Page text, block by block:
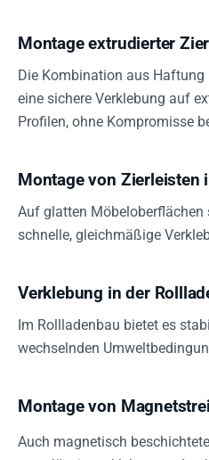
Montage extrudierter
Die Kombination aus
eine sichere Verklebung auf
Profilen, ohne Kompromisse
Montage von Zierleisten
Auf glatten Möbeloberflächen
schnelle, gleichmäßige
Verklebung in der
Im Rollladenbau bietet es
wechselnden
Montage von
Auch magnetisch